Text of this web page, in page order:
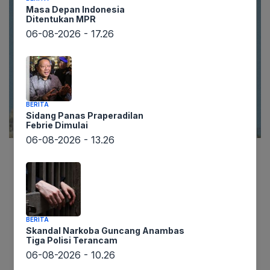
Lintaswarta.co.id – Militer Israel dilaporkan telah
berhasil merebut Kastil Beaufort yang berusia
900 tahun beserta punggungan strategisnya di
Lebanon selatan pada Minggu (31/5/2024).
Perebutan ini menandai kemajuan signifikan
melawan kelompok Hizbullah yang didukung
Iran, meskipun gencatan senjata telah
Masa Depan Indonesia
Ditentukan MPR
06-08-2026 - 17.26
BERITA
Sidang Panas Praperadilan
Febrie Dimulai
06-08-2026 - 13.26
BERITA
Skandal Narkoba Guncang Anambas
Tiga Polisi Terancam
06-08-2026 - 10.26